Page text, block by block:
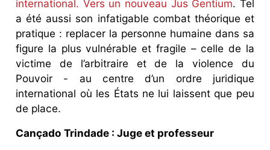
international. Vers un nouveau Jus Gentium. Tel
a été aussi son infatigable combat théorique et
pratique : replacer la personne humaine dans sa
figure la plus vulnérable et fragile – celle de la
victime de l’arbitraire et de la violence du
Pouvoir - au centre d’un ordre juridique
international où les États ne lui laissent que peu
de place.
Cançado Trindade : Juge et professeur